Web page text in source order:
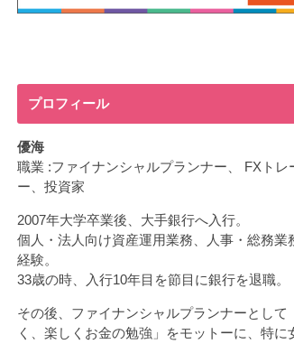
プロフィール
優海
職業 :ファイナンシャルプランナー、 FXトレ
ー、投資家
2007年大学卒業後、大手銀行へ入行。
個人・法人向け資産運用業務、人事・総務業
経験。
33歳の時、入行10年目を節目に銀行を退職。
その後、ファイナンシャルプランナーとして
く、楽しくお金の勉強」をモットーに、特に